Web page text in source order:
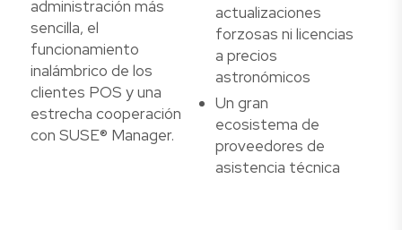
administración más
sencilla, el
funcionamiento
inalámbrico de los
clientes POS y una
estrecha cooperación
con SUSE® Manager.
actualizaciones
forzosas ni licencias
a precios
astronómicos
Un gran
ecosistema de
proveedores de
asistencia técnica